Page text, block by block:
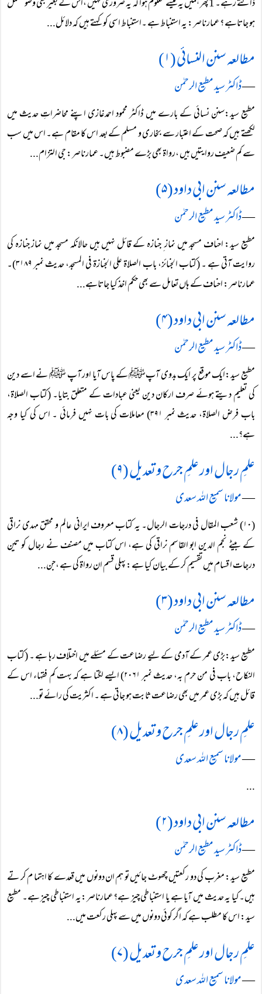
ڈالتے رہے۔ 1پھر ہمیں یہ کیسے معلوم ہوا کہ یہ ضروری نہیں ،اس کے بغیر بھی وضو مکمل
ہو جاتاہے ؟ عمارناصر: یہ استنباط ہے ۔استنباط اسی کو کہتے ہیں کہ دلائل...
مطالعہ سنن النسائی (۱)
―ڈاکٹر سید مطیع الرحمٰن
مطیع سید:سنن نسائی کے بارے میں ڈاکٹر محمود احمدغازی اپنے محاضراتِ حدیث میں
لکھتے ہیں کہ صحت کے اعتبار سے بخاری و مسلم کے بعد اس کا مقام ہے۔ اس میں سب
سے کم ضعیف روایتیں ہیں ،رواۃ بھی بڑے مضبوط ہیں۔ عمارناصر: جی التزام...
مطالعہ سنن ابی داود (۵)
―ڈاکٹر سید مطیع الرحمٰن
مطیع سید: احناف مسجد میں نماز ِ جنازہ کے قائل نہیں ہیں حالانکہ مسجد میں نماز جنازہ کی
روایت آتی ہے ۔ (کتاب الجنائز، باب الصلاۃ علی الجنازۃ فی المسجد، حدیث نمبر ۳۱۸۹)۔
عمارناصر: احناف کے ہاں تعامل سے بھی حکم اخذ کیا جاتاہے...
مطالعہ سنن ابی داود (۴)
―ڈاکٹر سید مطیع الرحمٰن
مطیع سید:ایک موقع پر ایک بدوی آپﷺ کے پاس آیا اور آپ ﷺ نے اسے دین
کی تعلیم دیتے ہوئے صرف ارکان دین یعنی عبادات کے متعلق بتایا۔ (کتاب الصلاۃ،
باب فرض الصلاۃ، حدیث نمبر ۳۹۱) معاملات کی بات نہیں فرمائی ۔ اس کی کیا وجہ
ہے؟...
علمِ رجال اور علمِ جرح و تعدیل (۹)
―مولانا سمیع اللہ سعدی
(۱۰) شعب المقال فی درجات الرجال۔ یہ کتاب معروف ایرانی عالم و محقق مہدی نراقی
کے بیٹے نجم الدین ابو القاسم نراقی کی ہے، اس کتاب میں مصنف نے رجال کو تین
درجات ا قسام میں تقسیم کر کے بیان کیا ہے: پہلی قسم ان رواۃ کی ہے ،جن...
مطالعہ سنن ابی داود (۳)
―ڈاکٹر سید مطیع الرحمٰن
مطیع سید:بڑی عمر کے آدمی کے لیے رضاعت کے مسئلے میں اختلاف رہا ہے ۔ (کتاب
النکاح، باب فی من حرم بہ، حدیث نمبر ۲۰۶۱) ایسے لگتا ہے کہ بہت کم فقہاء اس کے
قائل ہیں کہ بڑی عمر میں بھی رضاعت ثابت ہو جاتی ہے ۔ اکثریت کی رائے تو...
علمِ رجال اور علمِ جرح و تعدیل (۸)
―مولانا سمیع اللہ سعدی
...
مطالعہ سنن ابی داود (۲)
―ڈاکٹر سید مطیع الرحمٰن
مطیع سید: مغرب کی دو رکعتیں چھوٹ جائیں تو ہم ان دونوں میں قعدے کا اہتما م کر تے
ہیں۔کیا یہ حدیث میں آیا ہے یا استنباطی چیز ہے؟ عمارناصر:یہ استنباطی چیز ہے۔ مطیع
سید: اس کا مطلب ہے کہ اگر کوئی دونوں میں سے پہلی رکعت میں...
علمِ رجال اور علمِ جرح و تعدیل (۷)
―مولانا سمیع اللہ سعدی